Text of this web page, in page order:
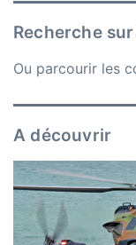
Recherche
Ou parcourir les
A découvrir